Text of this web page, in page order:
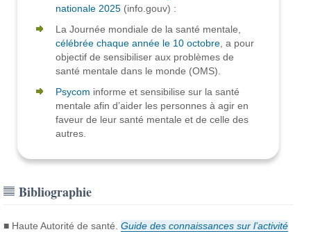
nationale 2025 (info.gouv) :
La Journée mondiale de la santé mentale,
célébrée chaque année le 10 octobre , a pour
objectif de sensibiliser aux problèmes de
santé mentale dans le monde (OMS).
Psycom informe et sensibilise sur la santé
mentale afin d’aider les personnes à agir en
faveur de leur santé mentale et de celle des
autres.
Bibliographie
■ Haute Autorité de santé.Guide des connaissances sur l’activité